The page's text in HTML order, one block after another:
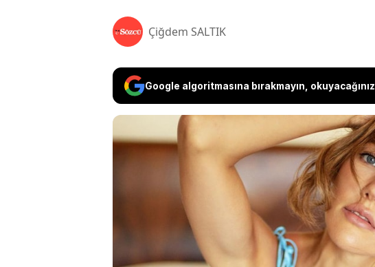
Çiğdem SALTIK
Google algoritmasına bırakmayın,
2011-2014 yılları
dizisinde
Meryem Uzerli, konuk